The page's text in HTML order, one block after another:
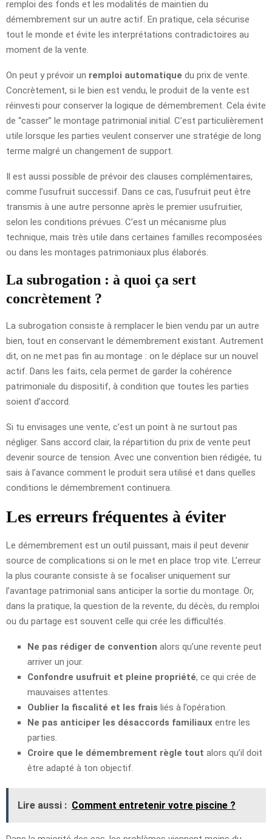
remploi des fonds et les modalités de maintien du
démembrement sur un autre actif. En pratique, cela sécurise
tout le monde et évite les interprétations contradictoires au
moment de la vente.
On peut y prévoir un remploi automatique du prix de vente.
Concrètement, si le bien est vendu, le produit de la vente est
réinvesti pour conserver la logique de démembrement. Cela évite
de “casser” le montage patrimonial initial. C’est particulièrement
utile lorsque les parties veulent conserver une stratégie de long
terme malgré un changement de support.
Il est aussi possible de prévoir des clauses complémentaires,
comme l’usufruit successif. Dans ce cas, l’usufruit peut être
transmis à une autre personne après le premier usufruitier,
selon les conditions prévues. C’est un mécanisme plus
technique, mais très utile dans certaines familles recomposées
ou dans les montages patrimoniaux plus élaborés.
La subrogation : à quoi ça sert
concrètement ?
La subrogation consiste à remplacer le bien vendu par un autre
bien, tout en conservant le démembrement existant. Autrement
dit, on ne met pas fin au montage : on le déplace sur un nouvel
actif. Dans les faits, cela permet de garder la cohérence
patrimoniale du dispositif, à condition que toutes les parties
soient d’accord.
Si tu envisages une vente, c’est un point à ne surtout pas
négliger. Sans accord clair, la répartition du prix de vente peut
devenir source de tension. Avec une convention bien rédigée, tu
sais à l’avance comment le produit sera utilisé et dans quelles
conditions le démembrement continuera.
Les erreurs fréquentes à éviter
Le démembrement est un outil puissant, mais il peut devenir
source de complications si on le met en place trop vite. L’erreur
la plus courante consiste à se focaliser uniquement sur
l’avantage patrimonial sans anticiper la sortie du montage. Or,
dans la pratique, la question de la revente, du décès, du remploi
ou du partage est souvent celle qui crée les difficultés.
Ne pas rédiger de convention alors qu’une revente peut
arriver un jour.
Confondre usufruit et pleine propriété, ce qui crée de
mauvaises attentes.
Oublier la fiscalité et les frais liés à l’opération.
Ne pas anticiper les désaccords familiaux entre les
parties.
Croire que le démembrement règle tout alors qu’il doit
être adapté à ton objectif.
Lire aussi : Comment entretenir votre piscine ?